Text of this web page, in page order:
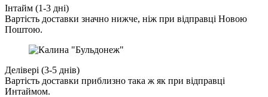
Інтайм (1-3 дні)
Вартість доставки значно нижче, ніж при відправці Новою
Поштою.
Делівері (3-5 днів)
Вартість доставки приблизно така ж як при відправці
Интаймом.